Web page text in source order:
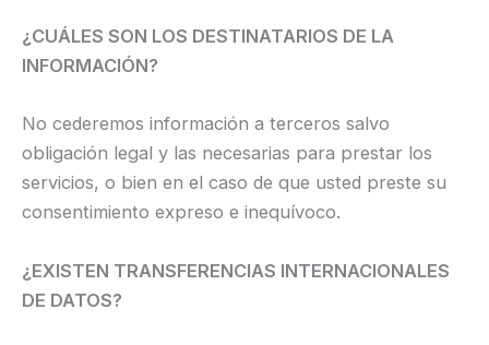
¿CUÁLES SON LOS DESTINATARIOS DE LA
INFORMACIÓN?
No cederemos información a terceros salvo
obligación legal y las necesarias para prestar los
servicios, o bien en el caso de que usted preste su
consentimiento expreso e inequívoco.
¿EXISTEN TRANSFERENCIAS INTERNACIONALES
DE DATOS?